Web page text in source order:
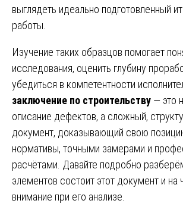
выглядеть идеально подготовленный
работы.
Изучение таких образцов помогает
исследования, оценить глубину
убедиться в компетентности
заключение по строительству — это
описание дефектов, а сложный,
документ, доказывающий свою
нормативы, точными замерами и
расчётами. Давайте подробно
элементов состоит этот документ и на
внимание при его анализе.